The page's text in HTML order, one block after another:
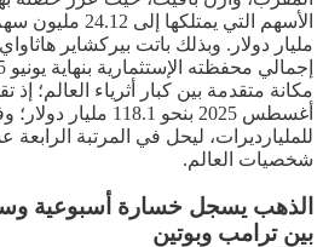
أغسطس 2025 بنحو
للمليارديرات، ليحل في المرتبة
شخصيات العالم.
الذهب يسجل خسارة أسبوعية
بين ترامب وبوتين